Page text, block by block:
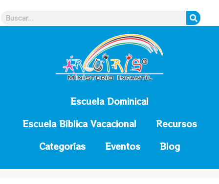
Escuela Dominical
Escuela Bíblica Vacacional
Recursos
Categorías
Eventos Blog